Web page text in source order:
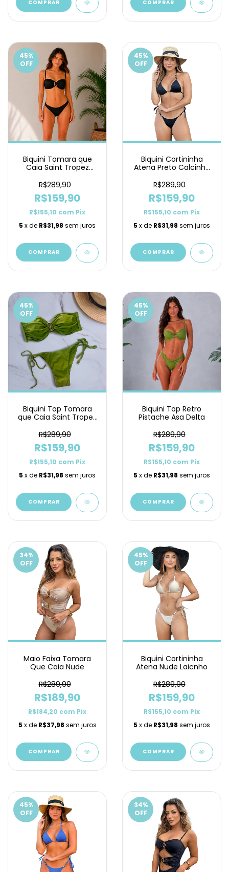
COMPRAR COMPRAR
45%
OFF
Biquini Tomara que
Caia Saint Tropez
R$289,90
R$159,90
R$155,10 com Pix
5 x de R$31,98 sem juros
COMPRAR
45%
OFF
Biquini Cortininha
Atena Preto Calcinha
R$289,90
R$159,90
R$155,10 com Pix
5 x de R$31,98 sem juros
COMPRAR
45%
OFF
Biquini Top Tomara
que Caia Saint Tropez
R$289,90
R$159,90
R$155,10 com Pix
5 x de R$31,98 sem juros
COMPRAR
45%
OFF
Biquini Top Retro
Pistache Asa Delta
R$289,90
R$159,90
R$155,10 com Pix
5 x de R$31,98 sem juros
COMPRAR
34%
OFF
Maio Faixa Tomara
Que Caia Nude
R$289,90
R$189,90
R$184,20 com Pix
5 x de R$37,98 sem juros
COMPRAR
45%
OFF
Biquini Cortininha
Atena Nude Laicnho
R$289,90
R$159,90
R$155,10 com Pix
5 x de R$31,98 sem juros
COMPRAR
45%
OFF
34%
OFF